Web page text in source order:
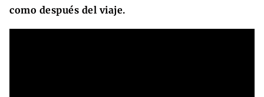
como después del viaje.